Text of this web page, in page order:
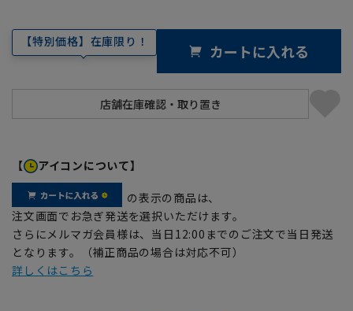
【特別価格】在庫限り！ カートに入れる
【 アイコンについて】
の表示の商品は、
注文画面でお急ぎ発送を選択いただけます。
さらにメルマガ会員様は、当日12:00までのご注文で当日発送
となります。（補正商品の場合は対応不可）
詳しくはこちら